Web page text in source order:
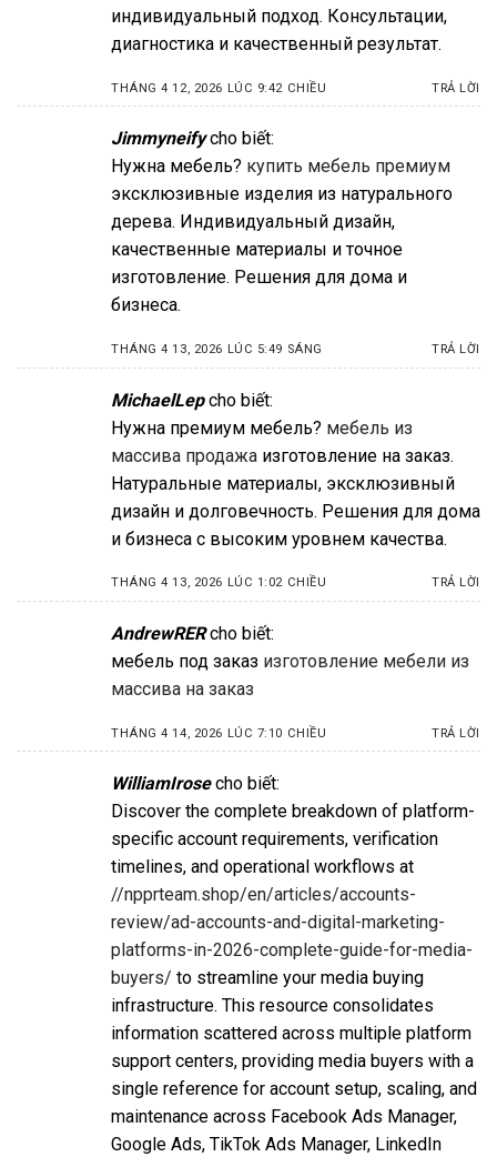
индивидуальный подход. Консультации,
диагностика и качественный результат.
THÁNG 4 12, 2026 LÚC 9:42 CHIỀU TRẢ LỜI
Jimmyneify cho biết:
Нужна мебель? купить мебель премиум
эксклюзивные изделия из натурального
дерева. Индивидуальный дизайн,
качественные материалы и точное
изготовление. Решения для дома и
бизнеса.
THÁNG 4 13, 2026 LÚC 5:49 SÁNG TRẢ LỜI
MichaelLep cho biết:
Нужна премиум мебель? мебель из
массива продажа изготовление на заказ.
Натуральные материалы, эксклюзивный
дизайн и долговечность. Решения для дома
и бизнеса с высоким уровнем качества.
THÁNG 4 13, 2026 LÚC 1:02 CHIỀU TRẢ LỜI
AndrewRER cho biết:
мебель под заказ изготовление мебели из
массива на заказ
THÁNG 4 14, 2026 LÚC 7:10 CHIỀU TRẢ LỜI
WilliamIrose cho biết:
Discover the complete breakdown of platform-
specific account requirements, verification
timelines, and operational workflows at
//npprteam.shop/en/articles/accounts-
review/ad-accounts-and-digital-marketing-
platforms-in-2026-complete-guide-for-media-
buyers/ to streamline your media buying
infrastructure. This resource consolidates
information scattered across multiple platform
support centers, providing media buyers with a
single reference for account setup, scaling, and
maintenance across Facebook Ads Manager,
Google Ads, TikTok Ads Manager, LinkedIn